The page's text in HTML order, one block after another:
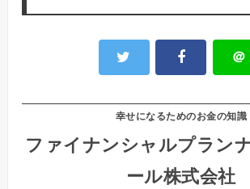
＠
幸せになるためのお金の知識
ファイナンシャルプラン
ール株式会社